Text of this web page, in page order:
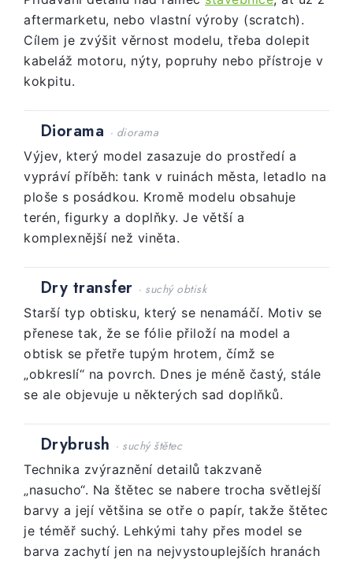
aftermarketu, nebo vlastní výroby (scratch).
Cílem je zvýšit věrnost modelu, třeba dolepit
kabeláž motoru, nýty, popruhy nebo přístroje v
kokpitu.
Diorama · diorama
Výjev, který model zasazuje do prostředí a
vypráví příběh: tank v ruinách města, letadlo na
ploše s posádkou. Kromě modelu obsahuje
terén, figurky a doplňky. Je větší a
komplexnější než viněta.
Dry transfer · suchý obtisk
Starší typ obtisku, který se nenamáčí. Motiv se
přenese tak, že se fólie přiloží na model a
obtisk se přetře tupým hrotem, čímž se
„obkreslí“ na povrch. Dnes je méně častý, stále
se ale objevuje u některých sad doplňků.
Drybrush · suchý štětec
Technika zvýraznění detailů takzvaně
„nasucho“. Na štětec se nabere trocha světlejší
barvy a její většina se otře o papír, takže štětec
je téměř suchý. Lehkými tahy přes model se
barva zachytí jen na nejvystouplejších hranách